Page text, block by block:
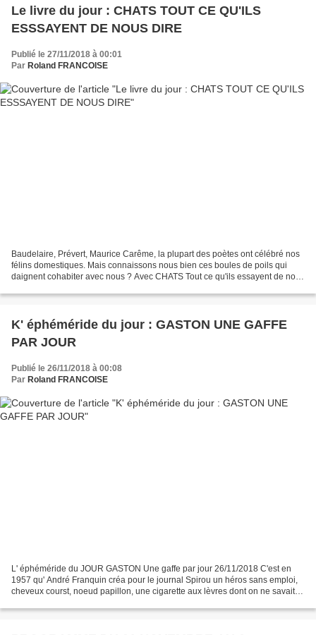
Le livre du jour : CHATS TOUT CE QU'ILS
ESSSAYENT DE NOUS DIRE
Publié le 27/11/2018 à 00:01
Par Roland FRANCOISE
Baudelaire, Prévert, Maurice Carême, la plupart des poètes ont célébré nos
félins domestiques. Mais connaissons nous bien ces boules de poils qui
daignent cohabiter avec nous ? Avec CHATS Tout ce qu'ils essayent de nous
K' éphéméride du jour : GASTON UNE GAFFE
PAR JOUR
Publié le 26/11/2018 à 00:08
Par Roland FRANCOISE
L' éphéméride du JOUR GASTON Une gaffe par jour 26/11/2018 C'est en
1957 qu' André Franquin créa pour le journal Spirou un héros sans emploi,
cheveux courst, noeud papillon, une cigarette aux lèvres dont on ne savait